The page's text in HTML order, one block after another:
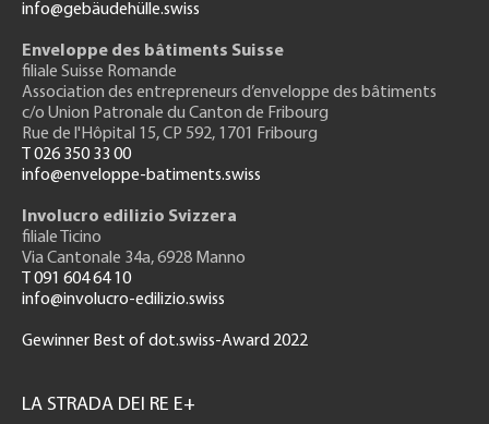
info@gebäudehülle.swiss
Enveloppe des bâtiments Suisse
filiale Suisse Romande
Association des entrepreneurs d’enveloppe des bâtiments
c/o Union Patronale du Canton de Fribourg
Rue de l'Hôpital 15, CP 592, 1701 Fribourg
T 026 350 33 00
info@enveloppe-batiments.swiss
Involucro edilizio Svizzera
filiale Ticino
Via Cantonale 34a, 6928 Manno
T 091 604 64 10
info@involucro-edilizio.swiss
Gewinner Best of dot.swiss-Award 2022
GH
LA STRADA DEI RE E+